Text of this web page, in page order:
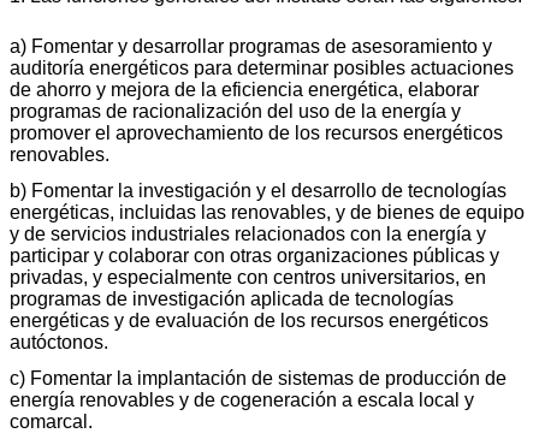
a) Fomentar y desarrollar programas de asesoramiento y
auditoría energéticos para determinar posibles actuaciones
de ahorro y mejora de la eficiencia energética, elaborar
programas de racionalización del uso de la energía y
promover el aprovechamiento de los recursos energéticos
renovables.
b) Fomentar la investigación y el desarrollo de tecnologías
energéticas, incluidas las renovables, y de bienes de equipo
y de servicios industriales relacionados con la energía y
participar y colaborar con otras organizaciones públicas y
privadas, y especialmente con centros universitarios, en
programas de investigación aplicada de tecnologías
energéticas y de evaluación de los recursos energéticos
autóctonos.
c) Fomentar la implantación de sistemas de producción de
energía renovables y de cogeneración a escala local y
comarcal.